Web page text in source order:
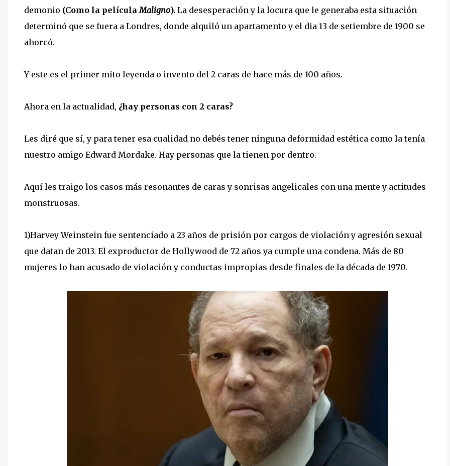
demonio (Como la películaMaligno). La desesperación y la locura que le generaba esta situación
determinó que se fuera a Londres, donde alquiló un apartamento y el dia 13 de setiembre de 1900 se
ahorcó.
Y este es el primer mito leyenda o invento del 2 caras de hace más de 100 años.
Ahora en la actualidad, ¿hay personas con 2 caras?
Les diré que sí, y para tener esa cualidad no debés tener ninguna deformidad estética como la tenía
nuestro amigo Edward Mordake. Hay personas que la tienen por dentro.
Aquí les traigo los casos más resonantes de caras y sonrisas angelicales con una mente y actitudes
monstruosas.
1)Harvey Weinstein fue sentenciado a 23 años de prisión por cargos de violación y agresión sexual
que datan de 2013. El exproductor de Hollywood de 72 años ya cumple una condena. Más de 80
mujeres lo han acusado de violación y conductas impropias desde finales de la década de 1970.